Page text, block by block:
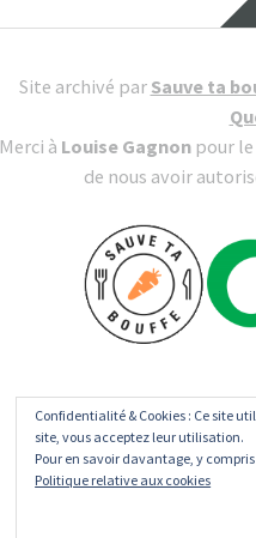
Confidentialité & Cookies : Ce site
site, vous acceptez leur utilisation.
Pour en savoir davantage, y
Politique relative aux cookies
Site archivé par Sauve ta
Merci à Louise Gagnon pour
de nous avoir